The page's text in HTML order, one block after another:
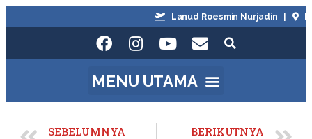
Lanud Roesmin Nurjadin |
SEBELUMNYA BERIKUTNYA